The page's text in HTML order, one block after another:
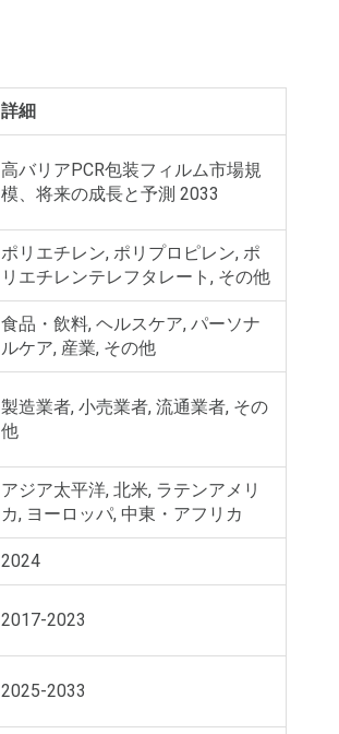
詳細
高バリアPCR包装フィルム市場規
模、将来の成長と予測 2033
ポリエチレン, ポリプロピレン, ポ
リエチレンテレフタレート, その他
食品・飲料, ヘルスケア, パーソナ
ルケア, 産業, その他
製造業者, 小売業者, 流通業者, その
他
アジア太平洋, 北米, ラテンアメリ
カ, ヨーロッパ, 中東・アフリカ
2024
2017-2023
2025-2033